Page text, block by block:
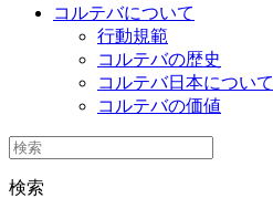
コルテバについて
行動規範
コルテバの歴史
コルテバ日本について
コルテバの価値
検索